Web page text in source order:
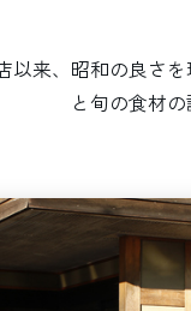
以来、昭和の良さ
と旬の食材